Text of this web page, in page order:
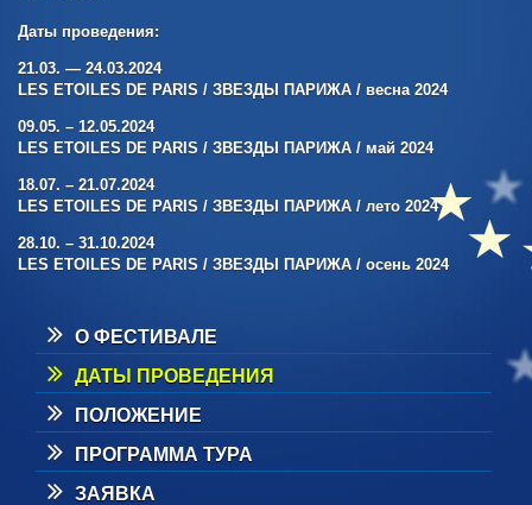
Даты проведения:
21.03. — 24.03.2024
LES ETOILES DE PARIS / ЗВЕЗДЫ ПАРИЖА / весна 2024
09.05. – 12.05.2024
LES ETOILES DE PARIS / ЗВЕЗДЫ ПАРИЖА / май 2024
18.07. – 21.07.2024
LES ETOILES DE PARIS / ЗВЕЗДЫ ПАРИЖА / лето 2024
28.10. – 31.10.2024
LES ETOILES DE PARIS / ЗВЕЗДЫ ПАРИЖА / осень 2024
О ФЕСТИВАЛЕ
ДАТЫ ПРОВЕДЕНИЯ
ПОЛОЖЕНИЕ
ПРОГРАММА ТУРА
ЗАЯВКА